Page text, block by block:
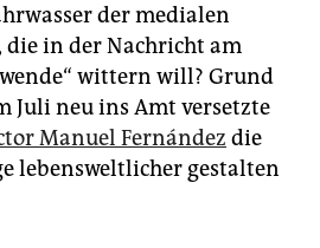
der medialen
die in der Nachricht am
wittern will? Grund
Juli neu ins Amt versetzte
Manuel Fernández die
lebensweltlicher gestalten